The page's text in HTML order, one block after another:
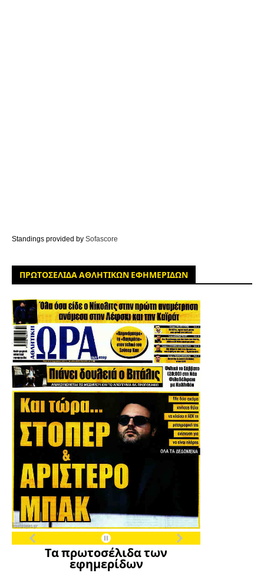
Standings provided by Sofascore
ΠΡΩΤΟΣΕΛΙΔΑ ΑΘΛΗΤΙΚΩΝ ΕΦΗΜΕΡΙΔΩΝ
Τα πρωτοσέλιδα των
εφημερίδων